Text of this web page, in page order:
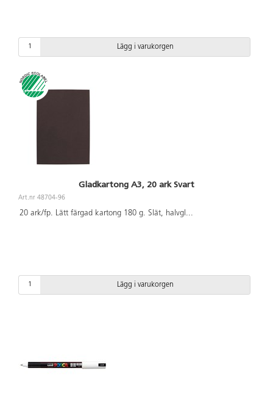
Lägg i varukorgen
Gladkartong A3, 20 ark Svart
Art.nr 48704-96
20 ark/fp. Lätt färgad kartong 180 g. Slät, halvgl ...
Lägg i varukorgen